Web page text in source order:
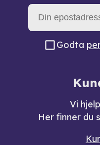
Godta
Vi
Her finner du